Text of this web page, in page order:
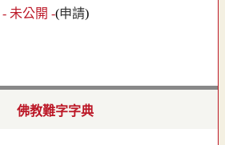
- 未公開 -(申請)
佛教難字字典